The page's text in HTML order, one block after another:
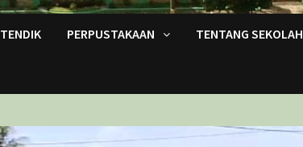
TENDIK PERPUSTAKAAN TENTANG SEKOLAH